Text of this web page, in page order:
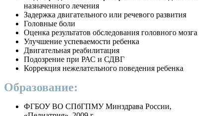
назначенного лечения
Задержка двигательного или речевого развития
Головные боли
Оценка результатов обследования головного мозга
Улучшение успеваемости ребенка
Двигательная реабилитация
Подозрение при РАС и СДВГ
Коррекция нежелательного поведения ребенка
Образование:
ФГБОУ ВО СПбГПМУ Минздрава России,